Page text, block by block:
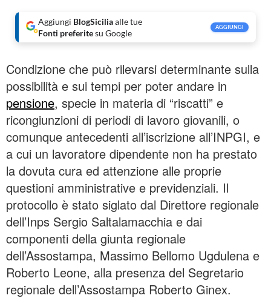
Aggiungi BlogSiciliaalle tue
Fonti preferitesu Google
AGGIUNGI
Condizione che può rilevarsi determinante sulla
possibilità e sui tempi per poter andare in
pensione, specie in materia di “riscatti” e
ricongiunzioni di periodi di lavoro giovanili, o
comunque antecedenti all’iscrizione all’INPGI, e
a cui un lavoratore dipendente non ha prestato
la dovuta cura ed attenzione alle proprie
questioni amministrative e previdenziali. Il
protocollo è stato siglato dal Direttore regionale
dell’Inps Sergio Saltalamacchia e dai
componenti della giunta regionale
dell’Assostampa, Massimo Bellomo Ugdulena e
Roberto Leone, alla presenza del Segretario
regionale dell’Assostampa Roberto Ginex.